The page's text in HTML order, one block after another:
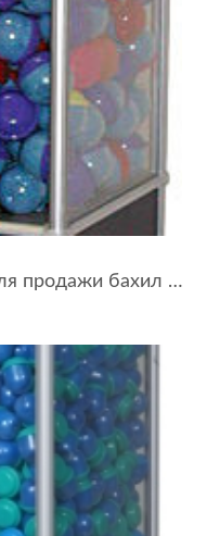
Механический автомат для продажи бахил BEAVER NB-30